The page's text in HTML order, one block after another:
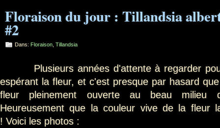
Floraison du jour : Tillandsia
#2
Dans: Floraison, Tillandsia
Plusieurs années d'attente à regarder
espérant la fleur, et c'est presque par hasard
fleur pleinement ouverte au beau milieu
Heureusement que la couleur vive de la fleur
! Voici les photos :